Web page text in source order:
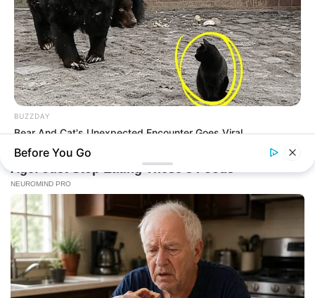
BUZZDAY
Bear And Cat's Unexpected Encounter Goes Viral
Before You Go